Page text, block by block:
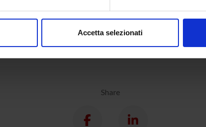
in qualsiasi momento dalla Dichiarazione sui cookie.
Accetta selezionati
Share